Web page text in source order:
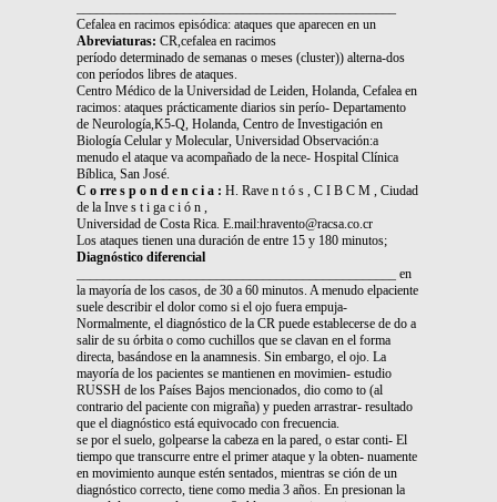
Cefalea en racimos episódica: ataques que aparecen en un
Abreviaturas: CR,cefalea en racimos
período determinado de semanas o meses (cluster)) alterna-dos
con períodos libres de ataques.
Centro Médico de la Universidad de Leiden, Holanda, Cefalea en
racimos: ataques prácticamente diarios sin perío- Departamento
de Neurología,K5-Q, Holanda, Centro de Investigación en
Biología Celular y Molecular, Universidad Observación:a
menudo el ataque va acompañado de la nece- Hospital Clínica
Bíblica, San José.
C o rre s p o n d e n c i a : H. Rave n t ó s , C I B C M , Ciudad
de la Inve s t i ga c i ó n ,
Universidad de Costa Rica. E.mail:hravento@racsa.co.cr
Los ataques tienen una duración de entre 15 y 180 minutos;
Diagnóstico diferencial
________________________________________________ en
la mayoría de los casos, de 30 a 60 minutos. A menudo elpaciente
suele describir el dolor como si el ojo fuera empuja-
Normalmente, el diagnóstico de la CR puede establecerse de do a
salir de su órbita o como cuchillos que se clavan en el forma
directa, basándose en la anamnesis. Sin embargo, el ojo. La
mayoría de los pacientes se mantienen en movimien- estudio
RUSSH de los Países Bajos mencionados, dio como to (al
contrario del paciente con migraña) y pueden arrastrar- resultado
que el diagnóstico está equivocado con frecuencia.
se por el suelo, golpearse la cabeza en la pared, o estar conti- El
tiempo que transcurre entre el primer ataque y la obten- nuamente
en movimiento aunque estén sentados, mientras se ción de un
diagnóstico correcto, tiene como media 3 años. En presionan la